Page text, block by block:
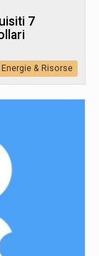
7
Energie & Risorse